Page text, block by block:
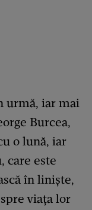
urmă, iar mai
Burcea,
o lună, iar
care este
în liniște,
viața lor